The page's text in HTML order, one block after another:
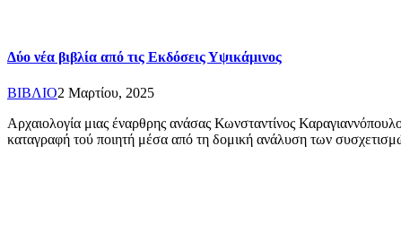
Δύο νέα βιβλία από τις Εκδόσεις Υψικάμινος
ΒΙΒΛΙΟ2 Μαρτίου, 2025
Αρχαιολογία μιας έναρθρης ανάσας Κωνσταντίνος
καταγραφή τού ποιητή μέσα από τη δομική ανάλυση των